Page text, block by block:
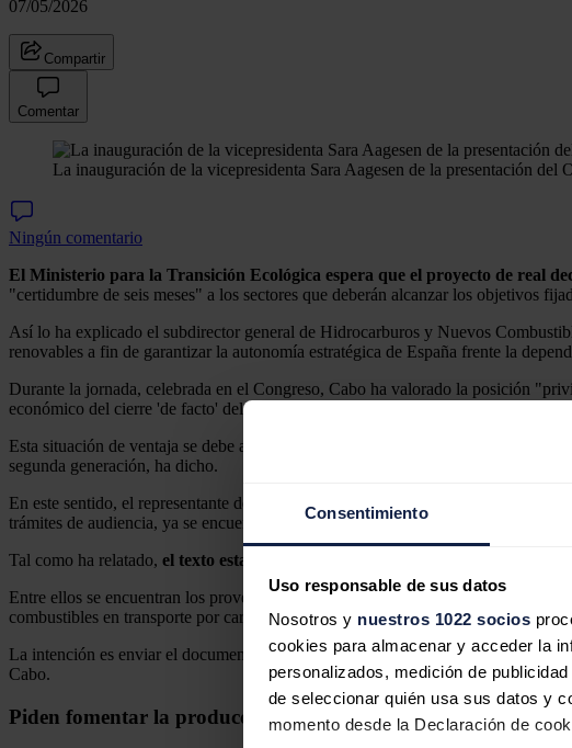
Consentimiento
Uso responsable de sus datos
Nosotros y nuestros 1022 socios
cookies para almacenar y acceder la
personalizados, medición de
de seleccionar quién usa sus datos y
momento desde la Declaración de
07/05/2026
Compartir
Comentar
La inauguración de la vicepresidenta Sara Aagesen de la presentación
Ningún comentario
El Ministerio para la Transición Ecológica espera que el proyecto de real
"certidumbre de seis meses" a los sectores que deberán alcanzar los objetivos
Así lo ha explicado el subdirector general de Hidrocarburos y Nuevos
renovables a fin de garantizar la autonomía estratégica de España frente la
Durante la jornada, celebrada en el Congreso, Cabo ha valorado la posición
económico del cierre 'de facto' del Estrecho de Ormuz, considerado un corredor
Esta situación de ventaja se debe al sistema de refino con el que cuenta el país,
segunda generación, ha dicho.
En este sentido, el representante de Transición Ecológica se ha referido al
trámites de audiencia, ya se encuentra pendiente de los informes preceptivos de
Tal como ha relatado, el texto establece objetivos, incluso, a 2040 para dar
Entre ellos se encuentran los proveedores de combustibles de aviación, los
combustibles en transporte por carretera.
La intención es enviar el documento "lo antes posible" al Consejo de Estado,
Cabo.
Piden fomentar la producción local